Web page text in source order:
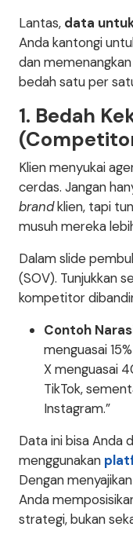
Lantas, data
Anda kantongi
dan
bedah satu per
1. Bedah
Klien menyukai
cerdas. Jangan
brandklien, tapi
musuh mereka
Dalam slide
(SOV). Tunjukkan
kompetitor
Contoh
menguasai
X menguasai
TikTok,
Instagram.”
Data ini bisa Anda
menggunakan
Dengan
Anda
strategi, bukan